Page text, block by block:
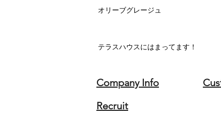
オリーブグレージュ
テラスハウスにはまってます！
Company Info
Recruit